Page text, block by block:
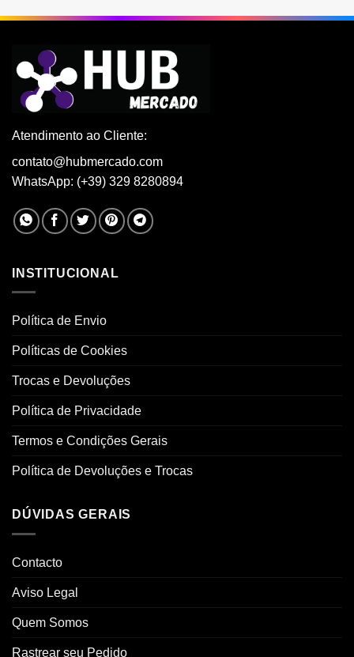
Atendimento ao Cliente:
contato@hubmercado.com
WhatsApp: (+39) 329 8280894
INSTITUCIONAL
Política de Envio
Políticas de Cookies
Trocas e Devoluções
Política de Privacidade
Termos e Condições Gerais
Política de Devoluções e Trocas
DÚVIDAS GERAIS
Contacto
Aviso Legal
Quem Somos
Rastrear seu Pedido